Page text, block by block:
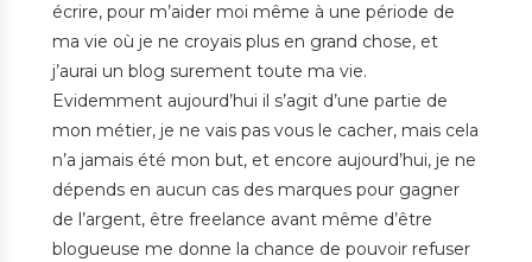
écrire, pour m’aider moi même à une période de
ma vie où je ne croyais plus en grand chose, et
j’aurai un blog surement toute ma vie.
Evidemment aujourd’hui il s’agit d’une partie de
mon métier, je ne vais pas vous le cacher, mais cela
n’a jamais été mon but, et encore aujourd’hui, je ne
dépends en aucun cas des marques pour gagner
de l’argent, être freelance avant même d’être
blogueuse me donne la chance de pouvoir refuser